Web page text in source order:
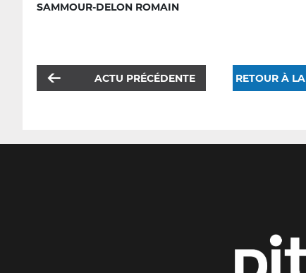
SAMMOUR-DELON ROMAIN
ACTU PRÉCÉDENTE RETOUR À